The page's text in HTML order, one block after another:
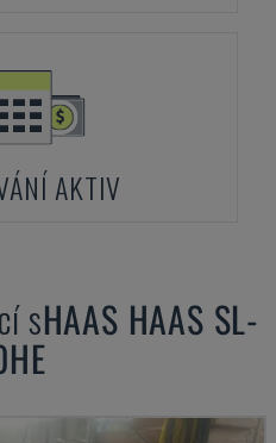
AKTIV
sHAAS HAAS SL-